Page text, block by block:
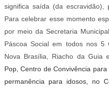
significa saída (da escravidão),
Para celebrar esse momento
por meio da Secretaria
Páscoa Social em todos nos 5
Nova Brasília, Riacho da Guia
Pop, Centro de Convivência
permanência para idosos, no